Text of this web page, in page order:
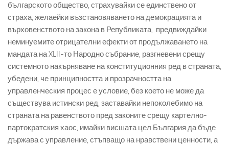
българското общество, страхувайки се единствено от
страха, желаейки възстановяването на демокрацията и
върховенството на закона в Републиката, предвиждайки
неминуемите отрицателни ефекти от продължаването на
мандата на XLII-то Народно събрание, разгневени срещу
системното накърняване на конституционния ред в страната,
убедени, че принципността и прозрачността на
управленческия процес е условие, без което не може да
съществува истински ред, заставайки непоколебимо на
страната на равенството пред законите срещу картелно-
партократския хаос, имайки висшата цел България да бъде
държава с управление, стъпващо на нравствени ценности, а